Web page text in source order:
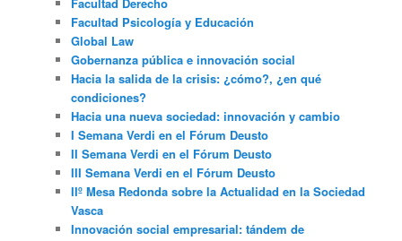
Facultad Psicología y Educación
Global Law
Gobernanza pública e innovación social
Hacia la salida de la crisis: ¿cómo?, ¿en qué
condiciones?
Hacia una nueva sociedad: innovación y cambio
I Semana Verdi en el Fórum Deusto
II Semana Verdi en el Fórum Deusto
III Semana Verdi en el Fórum Deusto
IIº Mesa Redonda sobre la Actualidad en la Sociedad
Vasca
Innovación social empresarial: tándem de